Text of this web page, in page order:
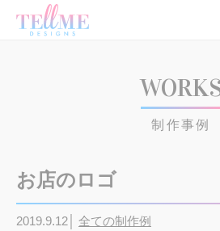
制作事例
お店のロゴ
2019.9.12│ 全ての制作例